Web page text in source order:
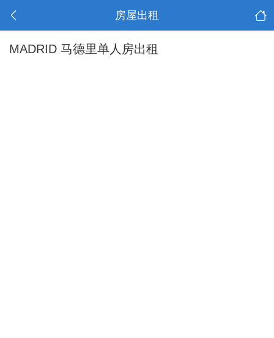
房屋出租
MADRID 马德里单人房出租